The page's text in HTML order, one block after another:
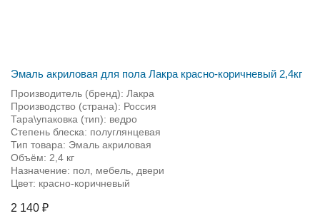
Эмаль акриловая для пола Лакра красно-коричневый 2,4кг
Производитель (бренд): Лакра
Производство (страна): Россия
Тара\упаковка (тип): ведро
Степень блеска: полуглянцевая
Тип товара: Эмаль акриловая
Объём: 2,4 кг
Назначение: пол, мебель, двери
Цвет: красно-коричневый
2 140 ₽